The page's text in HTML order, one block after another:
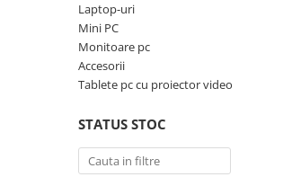
Telefoane clasice
Piese si accesorii telefoane mobile
Producatori telefoane
Telefoane mobile RugOne
Telefoane mobile Doogee
Telefoane mobile Oukitel
Telefoane mobile Ulefone
Laptop-uri
Mini PC
Monitoare pc
Accesorii
Tablete pc cu proiector video
STATUS STOC